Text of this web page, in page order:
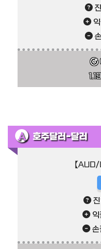
호주달러-달러
【
손